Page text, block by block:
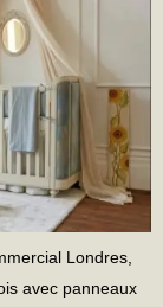
Londres,
avec panneaux